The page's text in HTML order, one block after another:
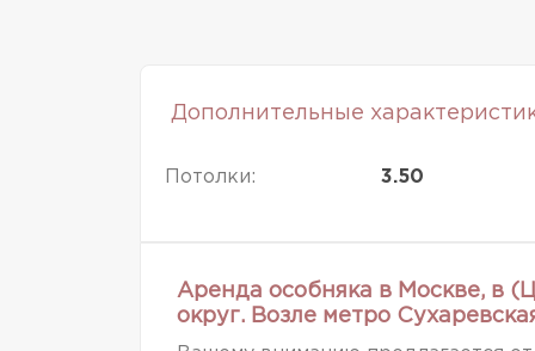
Дополнительные
Потолки: 3.50
Аренда особняка в Москве, в
округ. Возле метро